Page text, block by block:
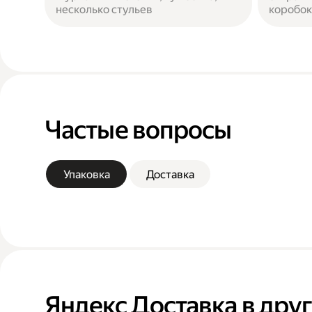
несколько стульев
коробок
Частые вопросы
Упаковка Доставка
Яндекс Доставка в